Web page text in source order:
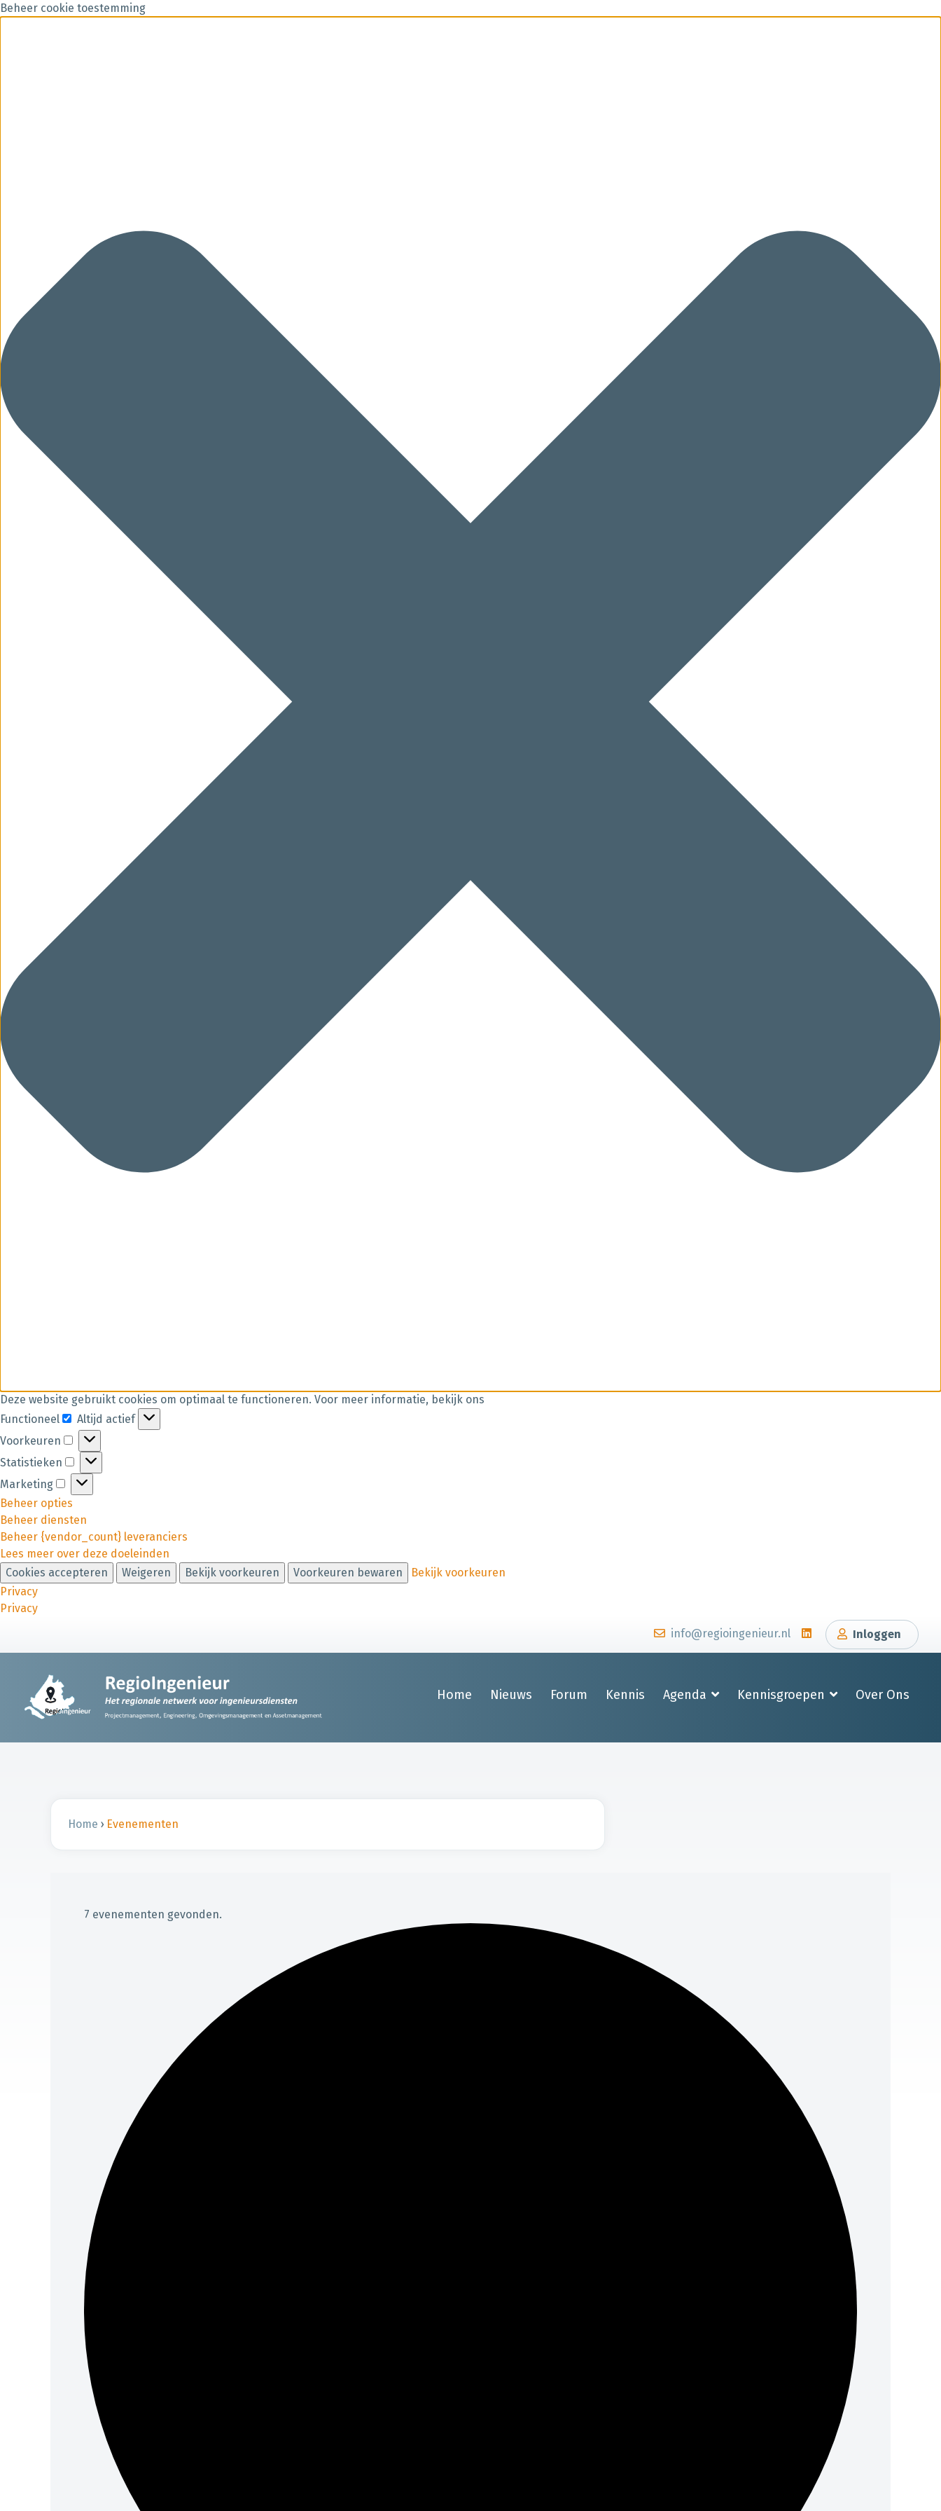
Beheer cookie toestemming
Deze website gebruikt cookies om optimaal te functioneren. Voor meer informatie, bekijk ons
Functioneel
Altijd actief
Voorkeuren
Statistieken
Marketing
Beheer opties
Beheer diensten
Beheer {vendor_count} leveranciers
Lees meer over deze doeleinden
Cookies accepteren
Weigeren Bekijk voorkeuren Voorkeuren bewaren
Bekijk voorkeuren
Privacy
Privacy
info@regioingenieur.nl
Inloggen
Home Nieuws Forum Kennis Agenda Kennisgroepen Over Ons
Home › Evenementen
7 evenementen gevonden.